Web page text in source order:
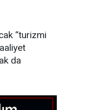
“turizmi
da